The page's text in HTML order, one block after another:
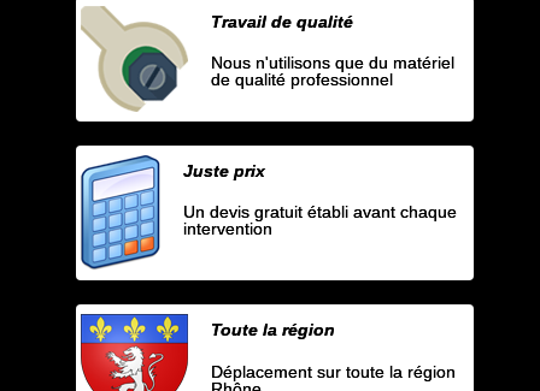
Travail de qualité
Nous n'utilisons que du matériel
de qualité professionnel
Juste prix
Un devis gratuit établi avant chaque
intervention
Toute la région
Déplacement sur toute la région